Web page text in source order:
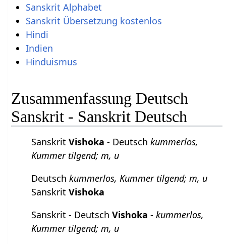
Sanskrit Alphabet
Sanskrit Übersetzung kostenlos
Hindi
Indien
Hinduismus
Zusammenfassung Deutsch
Sanskrit - Sanskrit Deutsch
SanskritVishoka - Deutschkummerlos,
Kummer tilgend; m, u
Deutschkummerlos, Kummer tilgend; m, u
SanskritVishoka
Sanskrit - DeutschVishoka -kummerlos,
Kummer tilgend; m, u